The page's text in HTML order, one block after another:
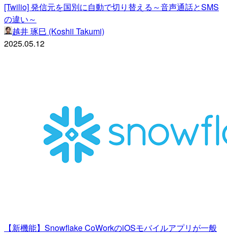
[Twilio] 発信元を国別に自動で切り替える～音声通話とSMS
の違い～
越井 琢巳 (Koshii Takumi)
2025.05.12
【新機能】Snowflake CoWorkのiOSモバイルアプリが一般